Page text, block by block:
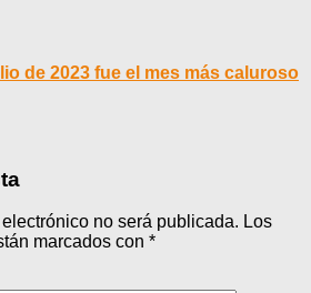
de 2023 fue el mes más caluroso
no será publicada. Los
marcados con *